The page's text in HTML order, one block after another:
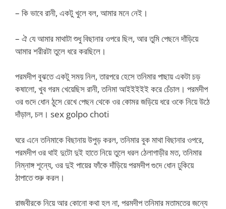
– কি ভাবে রানী, একটু খুলে বল, আমার মনে নেই।
– ঐ যে আমার মাথাটা শুধু বিছানার ওপরে ছিল, আর তুমি পেছনে দাঁড়িয়ে
আমার শরীরটা তুলে ধরে করছিলে।
পরমদীপ বুঝতে একটু সময় নিল, তারপরে হেসে তনিমার পাছায় একটা চড়
কষালো, খুব গরম খেয়েছিস রানী, তনিমা আইইইইই করে চেঁচাল। পরমদীপ
ওর গুদে ধোন ঠুসে রেখে পেছন থেকে ওর কোমর জড়িয়ে ধরে ওকে নিয়ে উঠে
দাঁড়াল, চল। sex golpo choti
ঘরে এনে তনিমাকে বিছানায় উপুড় করল, তনিমার বুক মাথা বিছানার ওপরে,
পরমদীপ ওর থাই দুটো দুই হাতে নিয়ে তুলে ধরল ঠেলাগাড়ীর মত, তনিমার
নিম্নাঙ্গ শূন্যে, ওর দুই পায়ের ফাঁকে দাঁড়িয়ে পরমদীপ গুদে ধোন ঢুকিয়ে
ঠাপাতে শুরু করল।
রাজবীরকে নিয়ে আর কোনো কথা হল না, পরমদীপ তনিমার মতামতের জন্যে